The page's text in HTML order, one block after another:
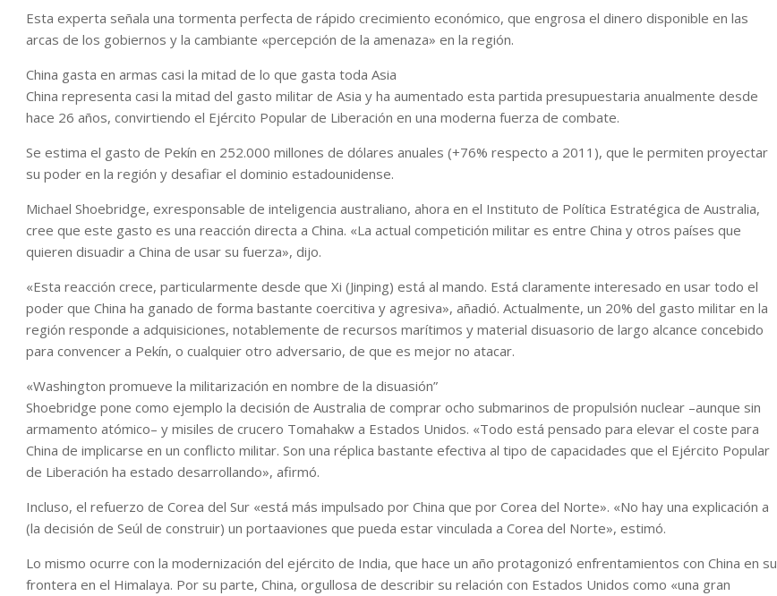
Esta experta señala una tormenta perfecta de rápido crecimiento económico, que engrosa el dinero disponible en las
arcas de los gobiernos y la cambiante «percepción de la amenaza» en la región.
China gasta en armas casi la mitad de lo que gasta toda Asia
China representa casi la mitad del gasto militar de Asia y ha aumentado esta partida presupuestaria anualmente desde
hace 26 años, convirtiendo el Ejército Popular de Liberación en una moderna fuerza de combate.
Se estima el gasto de Pekín en 252.000 millones de dólares anuales (+76% respecto a 2011), que le permiten proyectar
su poder en la región y desafiar el dominio estadounidense.
Michael Shoebridge, exresponsable de inteligencia australiano, ahora en el Instituto de Política Estratégica de Australia,
cree que este gasto es una reacción directa a China. «La actual competición militar es entre China y otros países que
quieren disuadir a China de usar su fuerza», dijo.
«Esta reacción crece, particularmente desde que Xi (Jinping) está al mando. Está claramente interesado en usar todo el
poder que China ha ganado de forma bastante coercitiva y agresiva», añadió. Actualmente, un 20% del gasto militar en la
región responde a adquisiciones, notablemente de recursos marítimos y material disuasorio de largo alcance concebido
para convencer a Pekín, o cualquier otro adversario, de que es mejor no atacar.
«Washington promueve la militarización en nombre de la disuasión”
Shoebridge pone como ejemplo la decisión de Australia de comprar ocho submarinos de propulsión nuclear –aunque sin
armamento atómico– y misiles de crucero Tomahakw a Estados Unidos. «Todo está pensado para elevar el coste para
China de implicarse en un conflicto militar. Son una réplica bastante efectiva al tipo de capacidades que el Ejército Popular
de Liberación ha estado desarrollando», afirmó.
Incluso, el refuerzo de Corea del Sur «está más impulsado por China que por Corea del Norte». «No hay una explicación a
(la decisión de Seúl de construir) un portaaviones que pueda estar vinculada a Corea del Norte», estimó.
Lo mismo ocurre con la modernización del ejército de India, que hace un año protagonizó enfrentamientos con China en su
frontera en el Himalaya. Por su parte, China, orgullosa de describir su relación con Estados Unidos como «una gran